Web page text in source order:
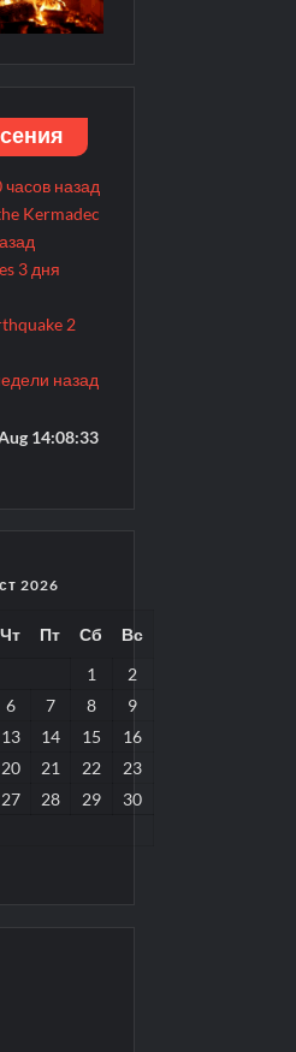
назад
Kermadec
3 дня
2
назад
14:08:33
2026
Чт Пт Сб
Вс
1
2
6 7 8
9
13 14 15
16
20 21 22
23
27 28 29
30